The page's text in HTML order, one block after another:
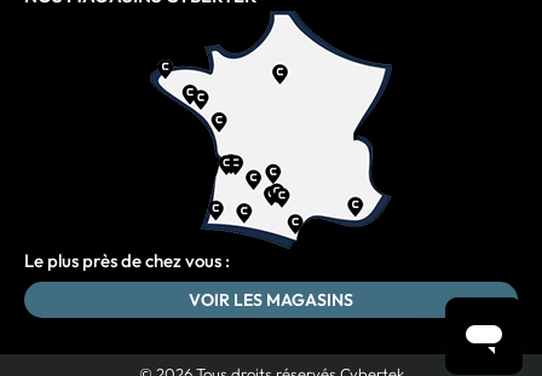
Le plus près de chez vous :
VOIR LES MAGASINS